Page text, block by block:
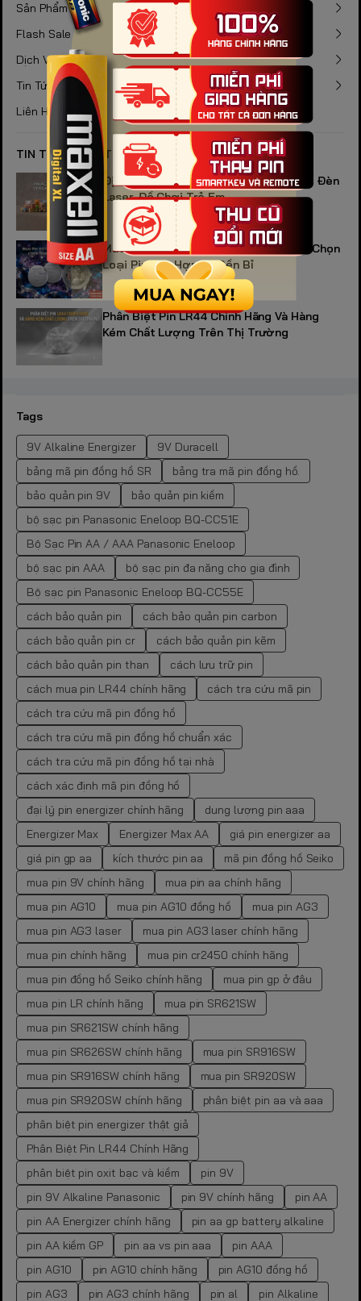
Sản Phẩm
Flash Sale
Dịch Vụ
Tin Tức
Liên Hệ
TIN TỨC NỔI BẬT
Địa Chỉ Bán Pin AG3 Chuyên Dụng Cho Đèn
Laser, Đồ Chơi Trẻ Em
Mua Pin AG10 Cho Đồng Hồ: Cách Lựa Chọn
Loại Pin Phù Hợp Và Bền Bỉ
Phân Biệt Pin LR44 Chính Hãng Và Hàng
Kém Chất Lượng Trên Thị Trường
Tags
9V Alkaline Energizer
9V Duracell
bảng mã pin đồng hồ SR
bảng tra mã pin đồng hồ.
bảo quản pin 9V
bảo quản pin kiềm
bộ sạc pin Panasonic Eneloop BQ-CC51E
Bộ Sạc Pin AA / AAA Panasonic Eneloop
bộ sạc pin AAA
bộ sạc pin đa năng cho gia đình
Bộ sạc pin Panasonic Eneloop BQ-CC55E
cách bảo quản pin
cách bảo quản pin carbon
cách bảo quản pin cr
cách bảo quản pin kẽm
cách bảo quản pin than
cách lưu trữ pin
cách mua pin LR44 chính hãng
cách tra cứu mã pin
cách tra cứu mã pin đồng hồ
cách tra cứu mã pin đồng hồ chuẩn xác
cách tra cứu mã pin đồng hồ tại nhà
cách xác định mã pin đồng hồ
đại lý pin energizer chính hãng
dung lượng pin aaa
Energizer Max
Energizer Max AA
giá pin energizer aa
giá pin gp aa
kích thước pin aa
mã pin đồng hồ Seiko
mua pin 9V chính hãng
mua pin aa chính hãng
mua pin AG10
mua pin AG10 đồng hồ
mua pin AG3
mua pin AG3 laser
mua pin AG3 laser chính hãng
mua pin chính hãng
mua pin cr2450 chính hãng
mua pin đồng hồ Seiko chính hãng
mua pin gp ở đâu
mua pin LR chính hãng
mua pin SR621SW
mua pin SR621SW chính hãng
mua pin SR626SW chính hãng
mua pin SR916SW
mua pin SR916SW chính hãng
mua pin SR920SW
mua pin SR920SW chính hãng
phân biệt pin aa và aaa
phân biệt pin energizer thật giả
Phân Biệt Pin LR44 Chính Hãng
phân biệt pin oxit bạc và kiềm
pin 9V
pin 9V Alkaline Panasonic
pin 9V chính hãng
pin AA
pin AA Energizer chính hãng
pin aa gp battery alkaline
pin AA kiềm GP
pin aa vs pin aaa
pin AAA
pin AG10
pin AG10 chính hãng
pin AG10 đồng hồ
pin AG3
pin AG3 chính hãng pin al pin Alkaline